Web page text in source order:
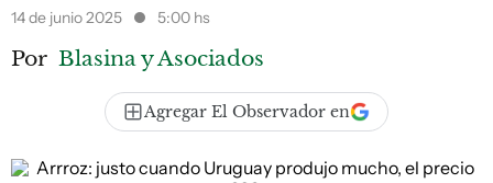
14 de junio 2025 5:00 hs
Por Blasina y Asociados
Agregar El Observador en